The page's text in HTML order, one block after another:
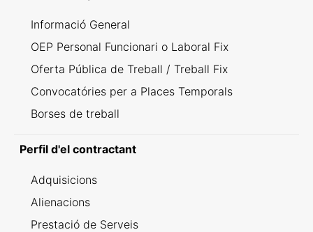
Informació General
OEP Personal Funcionari o Laboral Fix
Oferta Pública de Treball / Treball Fix
Convocatóries per a Places Temporals
Borses de treball
Perfil d'el contractant
Adquisicions
Alienacions
Prestació de Serveis